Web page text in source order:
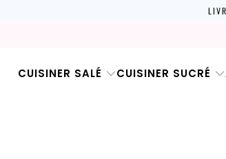
CUISINER SALÉ CUISINER SUCRÉ